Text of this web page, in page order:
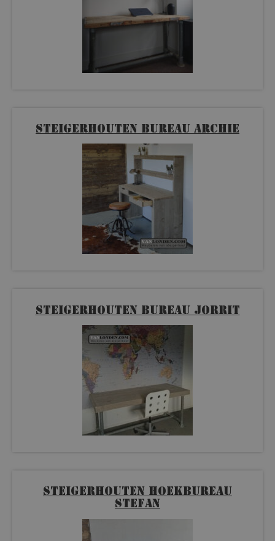
Steigerhouten bureau Archie
Steigerhouten bureau Jorrit
Steigerhouten hoekbureau
Stefan